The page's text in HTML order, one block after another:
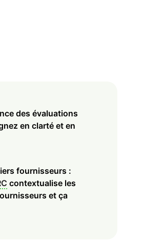
des évaluations
en clarté et en
fournisseurs :
contextualise les
et ça